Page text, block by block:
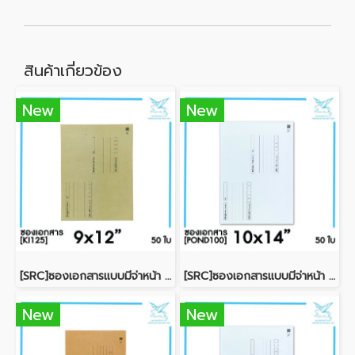
สินค้าเกี่ยวข้อง
New
[SRC]ซองเอกสารแบบมีจ่าหน้า 9x12"(KI125)
New
[SRC]ซองเอกสารแบบมีจ่าหน้า 10x14"(POND100)
New New